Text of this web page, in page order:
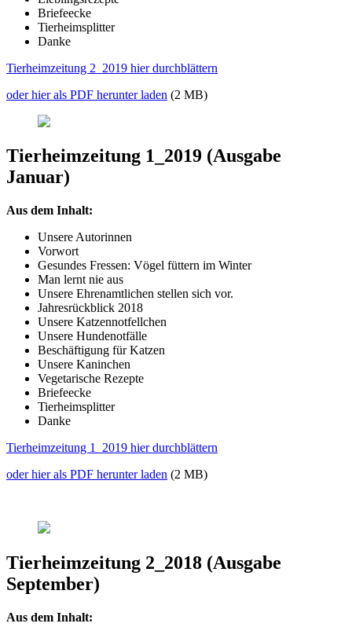
Briefeecke
Tierheimsplitter
Danke
Tierheimzeitung 2_2019 hier durchblättern
oder hier als PDF herunter laden (2 MB)
Tierheimzeitung 1_2019 (Ausgabe
Januar)
Aus dem Inhalt:
Unsere Autorinnen
Vorwort
Gesundes Fressen: Vögel füttern im Winter
Man lernt nie aus
Unsere Ehrenamtlichen stellen sich vor.
Jahresrückblick 2018
Unsere Katzennotfellchen
Unsere Hundenotfälle
Beschäftigung für Katzen
Unsere Kaninchen
Vegetarische Rezepte
Briefeecke
Tierheimsplitter
Danke
Tierheimzeitung 1_2019 hier durchblättern
oder hier als PDF herunter laden (2 MB)
Tierheimzeitung 2_2018 (Ausgabe
September)
Aus dem Inhalt: